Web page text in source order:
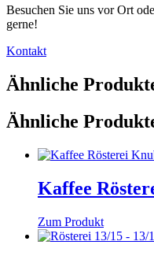
Besuchen Sie uns vor Ort
gerne!
Kontakt
Ähnliche
Ähnliche
Kaffee
Zum Produkt